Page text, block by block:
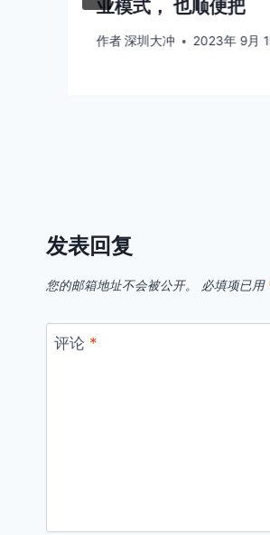
业模式， 也顺便把
作者深圳大冲 2023年 9月
发表回复
您的邮箱地址不会被公开。 必填项已用
评论 *